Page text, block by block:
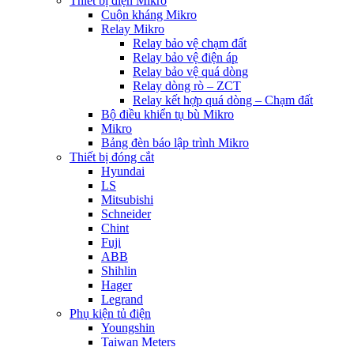
Cuộn kháng Mikro
Relay Mikro
Relay bảo vệ chạm đất
Relay bảo vệ điện áp
Relay bảo vệ quá dòng
Relay dòng rò – ZCT
Relay kết hợp quá dòng – Chạm đất
Bộ điều khiển tụ bù Mikro
Mikro
Bảng đèn báo lập trình Mikro
Thiết bị đóng cắt
Hyundai
LS
Mitsubishi
Schneider
Chint
Fuji
ABB
Shihlin
Hager
Legrand
Phụ kiện tủ điện
Youngshin
Taiwan Meters